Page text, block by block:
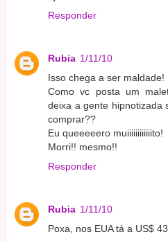
Responder
Rubia 1/11/10
Isso chega a ser maldade!
Como vc posta um
deixa a gente hipnotizada
comprar??
Eu queeeeero muiiiiiiiiiiiito!
Morri!! mesmo!!
Responder
Rubia 1/11/10
Poxa, nos EUA tá a US$